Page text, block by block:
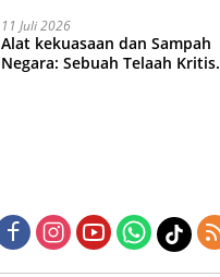
11 Juli 2026
Alat kekuasaan dan Sampah
Negara: Sebuah Telaah Kritis